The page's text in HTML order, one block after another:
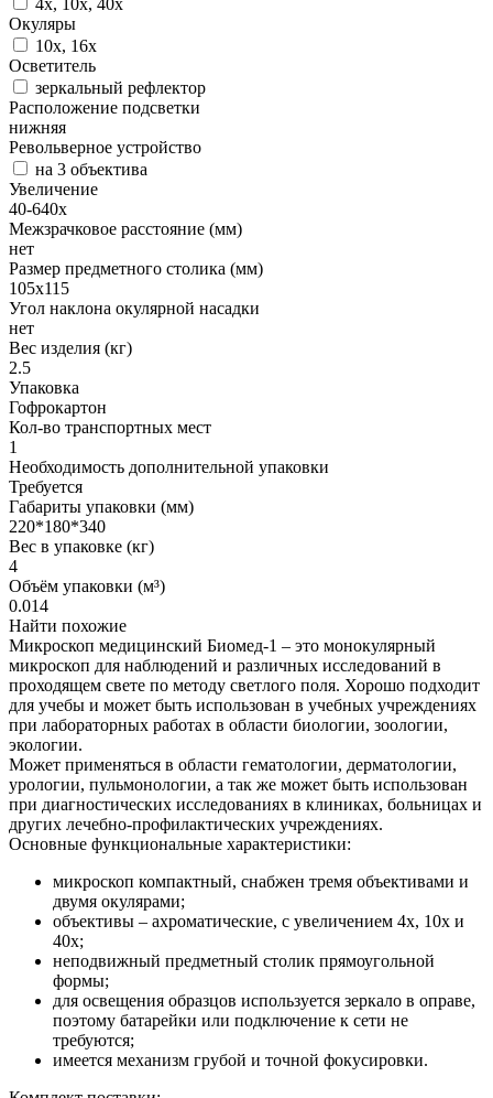
4х, 10х, 40х
Окуляры
10х, 16х
Осветитель
зеркальный рефлектор
Расположение подсветки
нижняя
Револьверное устройство
на 3 объектива
Увеличение
40-640х
Межзрачковое расстояние (мм)
нет
Размер предметного столика (мм)
105х115
Угол наклона окулярной насадки
нет
Вес изделия (кг)
2.5
Упаковка
Гофрокартон
Кол-во транспортных мест
1
Необходимость дополнительной упаковки
Требуется
Габариты упаковки (мм)
220*180*340
Вес в упаковке (кг)
4
Объём упаковки (м³)
0.014
Найти похожие
Микроскоп медицинский Биомед-1 – это монокулярный
микроскоп для наблюдений и различных исследований в
проходящем свете по методу светлого поля. Хорошо подходит
для учебы и может быть использован в учебных учреждениях
при лабораторных работах в области биологии, зоологии,
экологии.
Может применяться в области гематологии, дерматологии,
урологии, пульмонологии, а так же может быть использован
при диагностических исследованиях в клиниках, больницах и
других лечебно-профилактических учреждениях.
Основные функциональные характеристики:
микроскоп компактный, снабжен тремя объективами и
двумя окулярами;
объективы – ахроматические, с увеличением 4х, 10х и
40х;
неподвижный предметный столик прямоугольной
формы;
для освещения образцов используется зеркало в оправе,
поэтому батарейки или подключение к сети не
требуются;
имеется механизм грубой и точной фокусировки.